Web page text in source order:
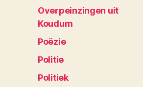
Overpeinzingen uit
Koudum
Poëzie
Politie
Politiek